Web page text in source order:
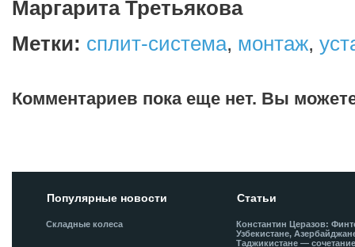
Маргарита Третьякова
Метки: сплит-система, монтаж,
Комментариев пока еще нет. Вы
Популярные новости
Складные колеса
Статьи
Константин Церазов:
Узбекистане,
Таджикистане —